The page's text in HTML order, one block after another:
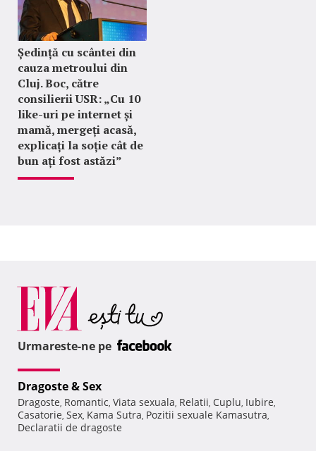
Ședință cu scântei din
cauza metroului din
Cluj. Boc, către
consilierii USR: „Cu 10
like-uri pe internet și
mamă, mergeți acasă,
explicați la soție cât de
bun ați fost astăzi”
Urmareste-ne pe
Dragoste & Sex
Dragoste, Romantic, Viata sexuala, Relatii, Cuplu, Iubire,
Casatorie, Sex, Kama Sutra, Pozitii sexuale Kamasutra,
Declaratii de dragoste